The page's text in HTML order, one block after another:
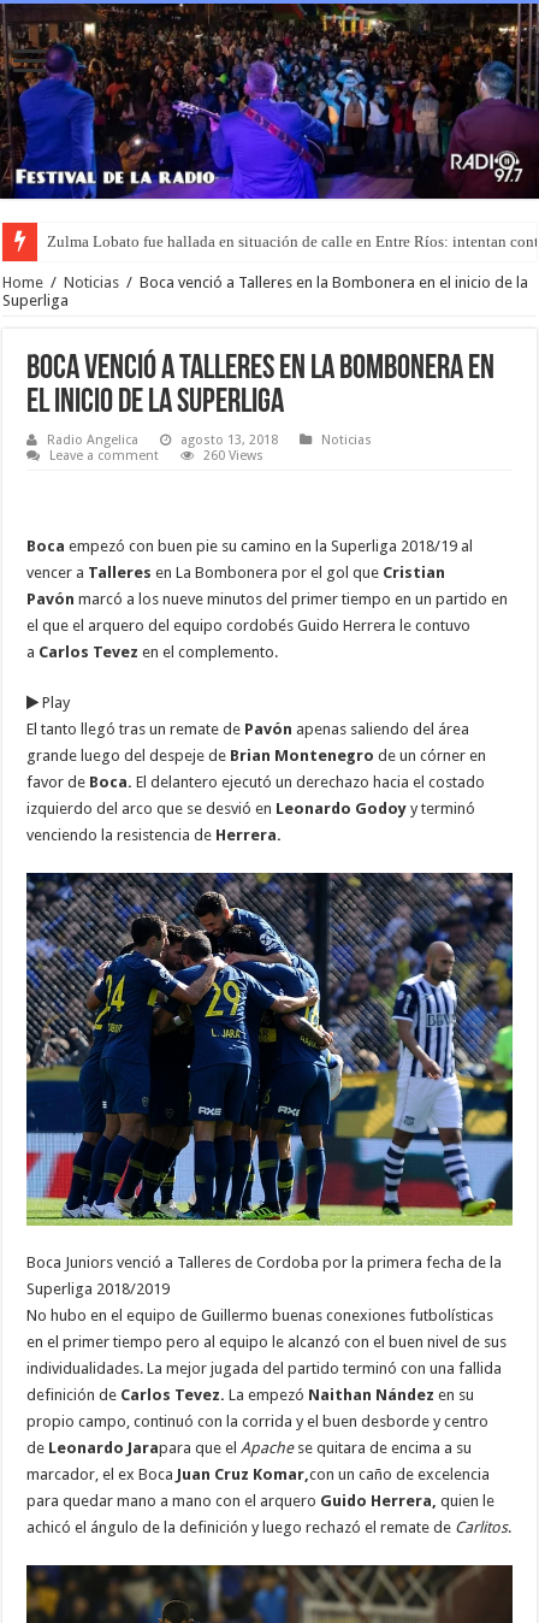
Zulma Lobato fue hallada en situación de calle en Entre Ríos: intentan
Home / Noticias / Boca venció a Talleres en la Bombonera en el inicio de la
Superliga
Boca venció a Talleres en la Bombonera en
el inicio de la Superliga
Radio Angelica agosto 13, 2018
Noticias
Leave a comment
260 Views
Boca empezó con buen pie su camino en la Superliga 2018/19 al
vencer a Talleresen La Bombonera por el gol que Cristian
Pavónmarcó a los nueve minutos del primer tiempo en un partido en
el que el arquero del equipo cordobés Guido Herrera le contuvo
a Carlos Tevez en el complemento.
Play
El tanto llegó tras un remate de Pavón apenas saliendo del área
grande luego del despeje de Brian Montenegro de un córner en
favor de Boca. El delantero ejecutó un derechazo hacia el costado
izquierdo del arco que se desvió en Leonardo Godoy y terminó
venciendo la resistencia de Herrera.
Boca Juniors venció a Talleres de Cordoba por la primera fecha de la
Superliga 2018/2019
No hubo en el equipo de Guillermo buenas conexiones futbolísticas
en el primer tiempo pero al equipo le alcanzó con el buen nivel de sus
individualidades. La mejor jugada del partido terminó con una fallida
definición de Carlos Tevez. La empezó Naithan Nández en su
propio campo, continuó con la corrida y el buen desborde y centro
de Leonardo Jarapara que elApachese quitara de encima a su
marcador, el ex Boca Juan Cruz Komar,con un caño de excelencia
para quedar mano a mano con el arquero Guido Herrera, quien le
achicó el ángulo de la definición y luego rechazó el remate de Carlitos.